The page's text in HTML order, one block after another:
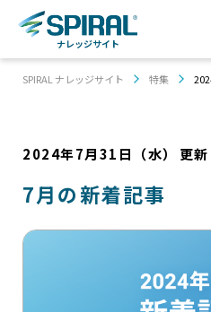
ナレッジサイト
SPIRAL ナレッジサイト 特集
2024年7月31日（水） 更新
7月の新着記事